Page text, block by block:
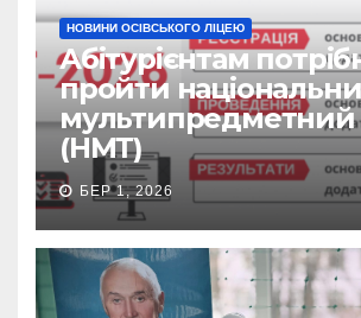
НОВИНИ ОСІВСЬКОГО ЛІЦЕЮ
Абітурієнтам
пройти
мультипредметний
(НМТ)
БЕР 1, 2026